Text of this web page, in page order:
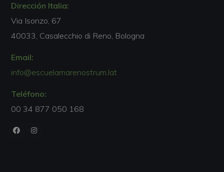
Dirección Italia:
Via Isonzo, 67
40033, Casalecchio di Reno, Bologna
Email:
info@escuelamarenostrum.lat
Teléfono:
00 34 877 050 168